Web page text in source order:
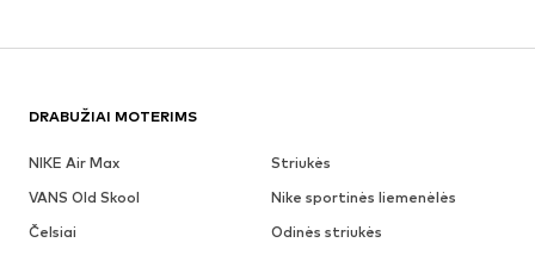
DRABUŽIAI MOTERIMS
NIKE Air Max
Striukės
VANS Old Skool
Nike sportinės liemenėlės
Čelsiai
Odinės striukės